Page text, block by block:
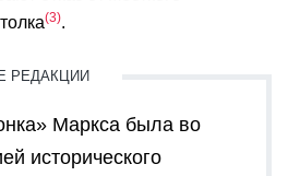
3 .
Маркса была во
исторического